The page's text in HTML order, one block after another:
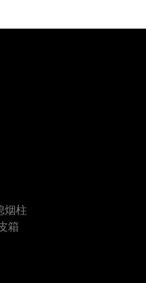
烟柱
箱